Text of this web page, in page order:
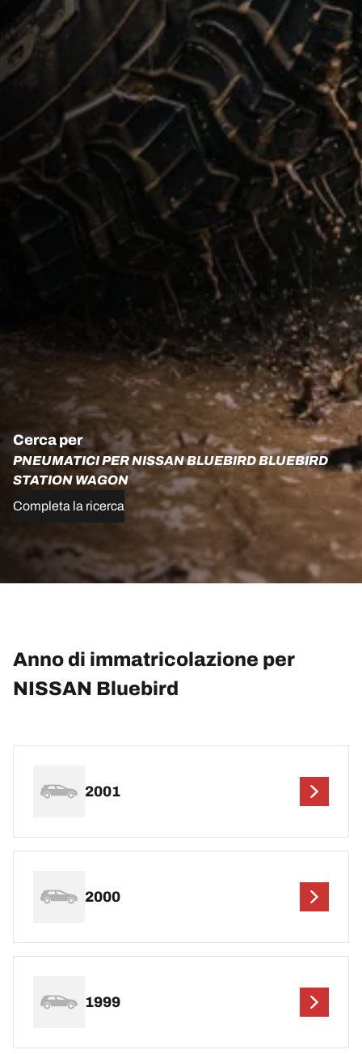
Cerca per
PNEUMATICI PER NISSAN BLUEBIRD BLUEBIRD
STATION WAGON
Completa la ricerca
Anno di immatricolazione per
NISSAN Bluebird
2001
2000
1999